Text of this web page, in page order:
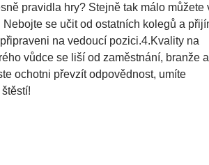
pravidla hry? Stejně tak málo můžete
se učit od ostatních kolegů a
na vedoucí pozici.4.Kvality na
vůdce se liší od zaměstnání, branže a
ochotni převzít odpovědnost, umíte